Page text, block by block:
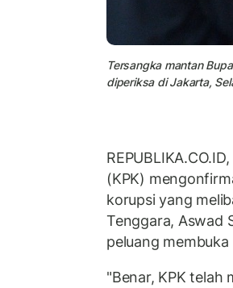
Tersangka mantan
diperiksa di Jakarta,
(KPK)
korupsi yang
Tenggara, Aswad
peluang
"Benar, KPK telah